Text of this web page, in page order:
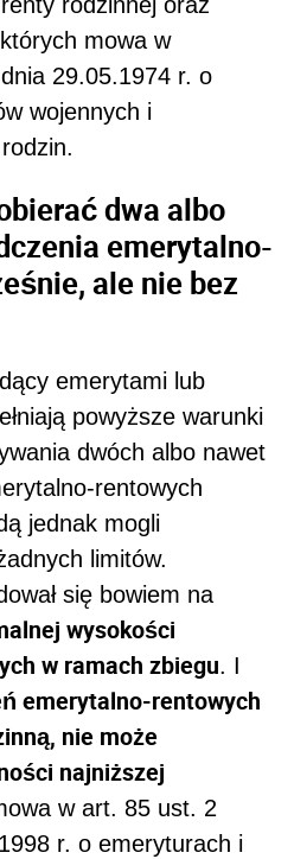
mowa w
29.05.1974 r. o
wojennych i
dwa albo
emerytalno-
ale nie bez
emerytami lub
powyższe warunki
dwóch albo nawet
rentowych
jednak mogli
limitów.
się bowiem na
wysokości
w ramach zbiegu. I
emerytalno-rentowych
nie może
najniższej
w art. 85 ust. 2
r. o emeryturach i